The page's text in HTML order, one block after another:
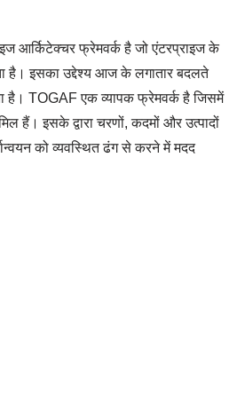
आर्किटेक्चर फ्रेमवर्क है जो एंटरप्राइज के
है। इसका उद्देश्य आज के लगातार बदलते
है। TOGAF एक व्यापक फ्रेमवर्क है जिसमें
हैं। इसके द्वारा चरणों, कदमों और उत्पादों
को व्यवस्थित ढंग से करने में मदद